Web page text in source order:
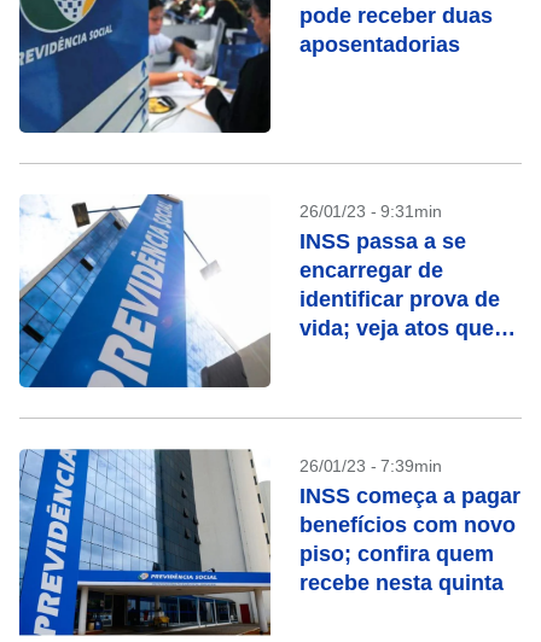
pode receber duas
aposentadorias
26/01/23 - 9:31min
INSS passa a se
encarregar de
identificar prova de
vida; veja atos que
26/01/23 - 7:39min
INSS começa a pagar
benefícios com novo
piso; confira quem
recebe nesta quinta